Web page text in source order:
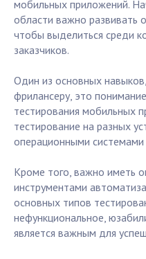
мобильных приложений.
области важно развивать
чтобы выделиться среди
заказчиков.
Один из основных
фрилансеру, это
тестирования мобильных
тестирование на разных
операционными
Кроме того, важно иметь
инструментами
основных типов
нефункциональное,
является важным для